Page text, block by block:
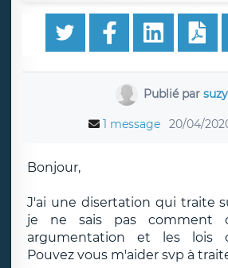
Publié par
1 message 20/04/
Bonjour,
J'ai une disertation qui traite
je ne sais pas comment
argumentation et les lois
Pouvez vous m'aider svp à